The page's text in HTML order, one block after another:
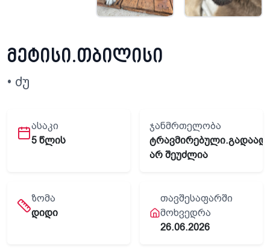
მეტისი.თბილისი
• ძუ
ᲐᲡᲐᲙᲘ
5 წლის
ᲯᲐᲜᲛᲠᲗᲔᲚᲝᲑᲐ
არ შეუძლია
ᲖᲝᲛᲐ
დიდი
ᲗᲐᲕᲨᲔᲡᲐᲤᲐᲠᲨᲘ
ᲛᲝᲮᲕᲔᲓᲠᲐ
26.06.2026